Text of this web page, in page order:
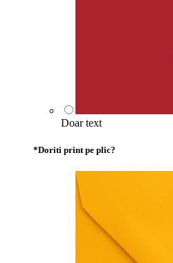
Doar text
*Doriti print pe plic?